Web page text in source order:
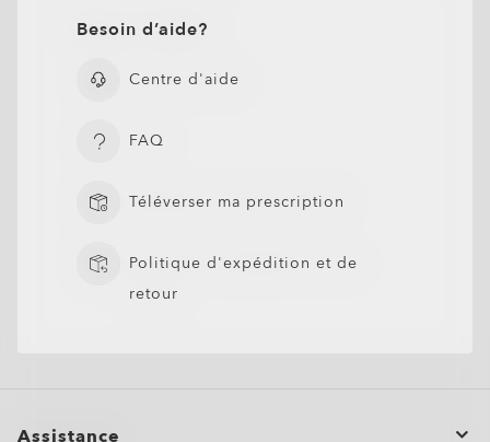
Besoin d’aide?
Centre d'aide
FAQ
Téléverser ma prescription
Politique d'expédition et de
retour
Assistance